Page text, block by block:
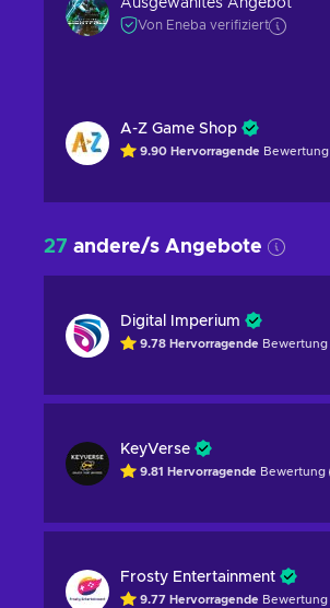
Ausgewähltes Angebot
Von Eneba verifiziert
A-Z Game Shop
9.90 Hervorragende Bewertung
27 andere/s Angebote
Digital Imperium
9.78 Hervorragende Bewertung
KeyVerse
9.81 Hervorragende Bewertung
Frosty Entertainment
9.77 Hervorragende Bewertung